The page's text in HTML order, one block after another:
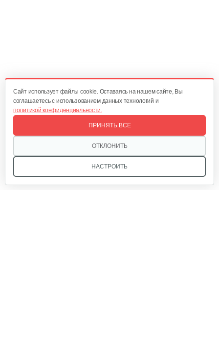
Cайт использует файлы cookie. Оставаясь на нашем сайте, Вы
соглашаетесь с использованием данных технологий и
политикой конфиденциальности.
НАСТРОИТЬ
ОТКЛОНИТЬ
ПРИНЯТЬ ВСЕ